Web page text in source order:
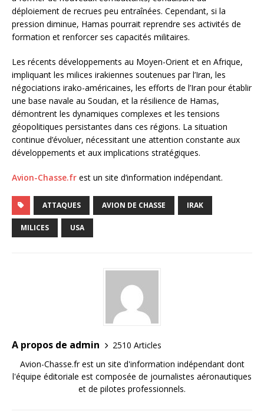
déploiement de recrues peu entraînées. Cependant, si la
pression diminue, Hamas pourrait reprendre ses activités de
formation et renforcer ses capacités militaires.
Les récents développements au Moyen-Orient et en Afrique,
impliquant les milices irakiennes soutenues par l’Iran, les
négociations irako-américaines, les efforts de l’Iran pour établir
une base navale au Soudan, et la résilience de Hamas,
démontrent les dynamiques complexes et les tensions
géopolitiques persistantes dans ces régions. La situation
continue d’évoluer, nécessitant une attention constante aux
développements et aux implications stratégiques.
Avion-Chasse.fr est un site d’information indépendant.
ATTAQUES AVION DE CHASSE IRAK
MILICES USA
A propos de admin
2510 Articles
Avion-Chasse.fr est un site d'information indépendant dont
l'équipe éditoriale est composée de journalistes aéronautiques
et de pilotes professionnels.